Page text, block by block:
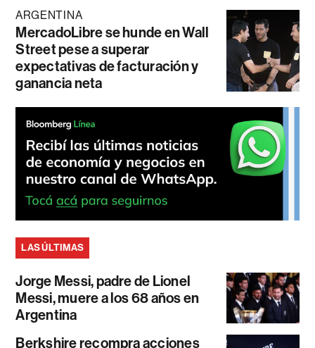
ARGENTINA
MercadoLibre se hunde en Wall
Street pese a superar
expectativas de facturación y
ganancia neta
LAS ÚLTIMAS
Jorge Messi, padre de Lionel
Messi, muere a los 68 años en
Argentina
Berkshire recompra acciones